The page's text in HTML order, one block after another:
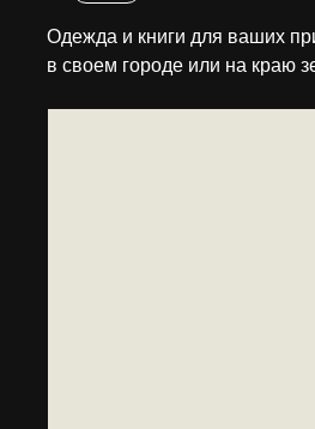
Одежда и книги для ваших
в своем городе или на краю